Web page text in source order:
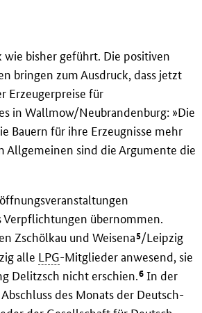
bisher geführt. Die positiven
bringen zum Ausdruck, dass jetzt
Erzeugerpreise für
in Wallmow/Neubrandenburg: »Die
Bauern für ihre Erzeugnisse mehr
Allgemeinen sind die Argumente die
Verpflichtungen übernommen.
Zschölkau und Weisena5/Leipzig
alle LPG-Mitglieder anwesend, sie
Delitzsch nicht erschien.6 In der
des Monats der Deutsch-